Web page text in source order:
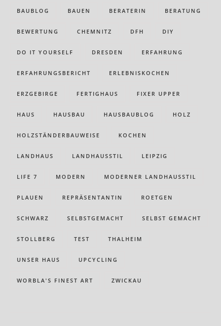
BAUBLOG BAUEN BERATERIN BERATUNG
BEWERTUNG CHEMNITZ DFH DIY
DO IT YOURSELF DRESDEN ERFAHRUNG
ERFAHRUNGSBERICHT ERLEBNISKOCHEN
ERZGEBIRGE FERTIGHAUS FIXER UPPER
HAUS HAUSBAU HAUSBAUBLOG HOLZ
HOLZSTÄNDERBAUWEISE KOCHEN
LANDHAUS LANDHAUSSTIL LEIPZIG
LIFE 7 MODERN MODERNER LANDHAUSSTIL
PLAUEN REPRÄSENTANTIN ROETGEN
SCHWARZ SELBSTGEMACHT SELBST GEMACHT
STOLLBERG TEST THALHEIM
UNSER HAUS UPCYCLING
WORBLA'S FINEST ART ZWICKAU